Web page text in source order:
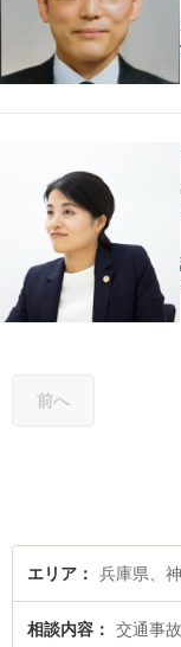
前へ
エリア
相談内容 交通事故